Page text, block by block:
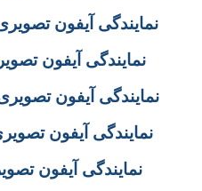
نمایندگی آیفون
نمایندگی آیفون
نمایندگی آیفون
نمایندگی آیفون
نمایندگی آیفون